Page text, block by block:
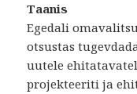
Taanis
Egedali
otsustas
uutele
projekteeriti ja